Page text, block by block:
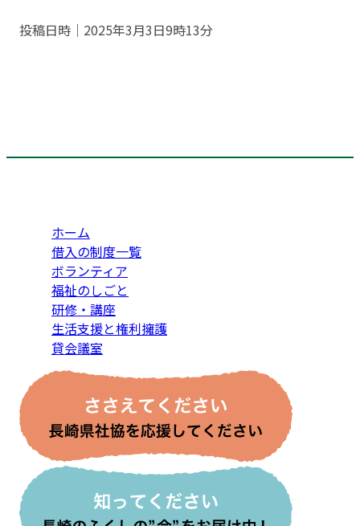
投稿日時｜2025年3月3日9時13分
ホーム
借入の制度一覧
ボランティア
福祉のしごと
研修・講座
生活支援と権利擁護
貸会議室